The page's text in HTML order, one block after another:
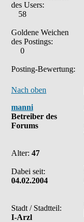
des Users:
58
Goldene Weichen
des Postings:
0
Posting-Bewertung:
Nach oben
manni
Betreiber des
Forums
Alter: 47
Dabei seit:
04.02.2004
Stadt / Stadtteil:
I-Arzl